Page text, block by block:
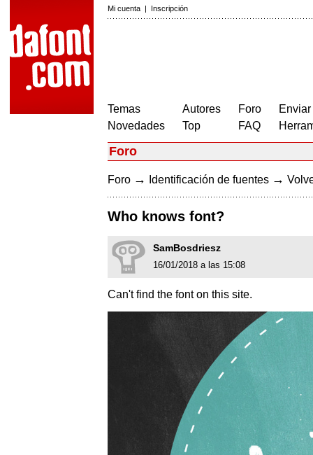
Mi cuenta | Inscripción
Temas
Novedades
Autores
Top
Foro
FAQ
Foro
Foro → Identificación de fuentes →
Who knows font?
SamBosdriesz
16/01/2018 a las 15:08
Can't find the font on this site.